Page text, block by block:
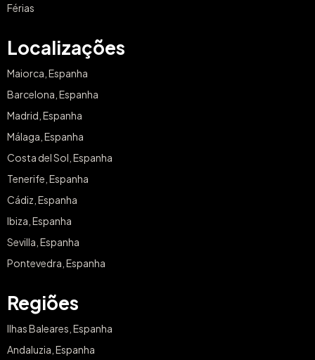
Férias
Localizações
Maiorca, Espanha
Barcelona, Espanha
Madrid, Espanha
Málaga, Espanha
Costa del Sol, Espanha
Tenerife, Espanha
Cádiz, Espanha
Ibiza, Espanha
Sevilla, Espanha
Pontevedra, Espanha
Regiões
Ilhas Baleares, Espanha
Andaluzia, Espanha